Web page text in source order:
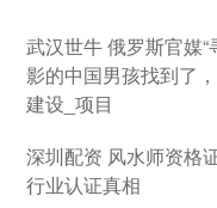
武汉世牛 俄罗斯官媒
影的中国男孩找到了
建设_项目
深圳配资 风水师资格
行业认证真相